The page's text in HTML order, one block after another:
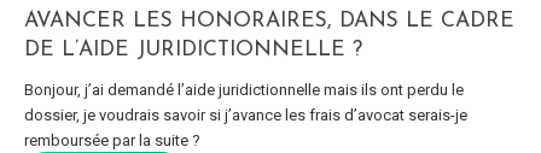
AVANCER LES HONORAIRES, DANS LE CADRE
DE L’AIDE JURIDICTIONNELLE ?
Bonjour, j’ai demandé l’aide juridictionnelle mais ils ont perdu le
dossier, je voudrais savoir si j’avance les frais d’avocat serais-je
remboursée par la suite ?